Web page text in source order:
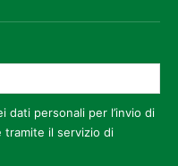
dati personali per l’invio di
tramite il servizio di